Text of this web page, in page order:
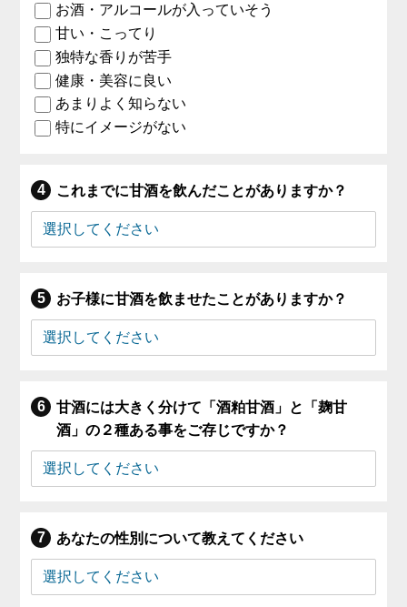
お酒・アルコールが入っていそう
甘い・こってり
独特な香りが苦手
健康・美容に良い
あまりよく知らない
特にイメージがない
これまでに甘酒を飲んだことがありますか？
お子様に甘酒を飲ませたことがありますか？
甘酒には大きく分けて「酒粕甘酒」と「麹甘
酒」の２種ある事をご存じですか？
あなたの性別について教えてください